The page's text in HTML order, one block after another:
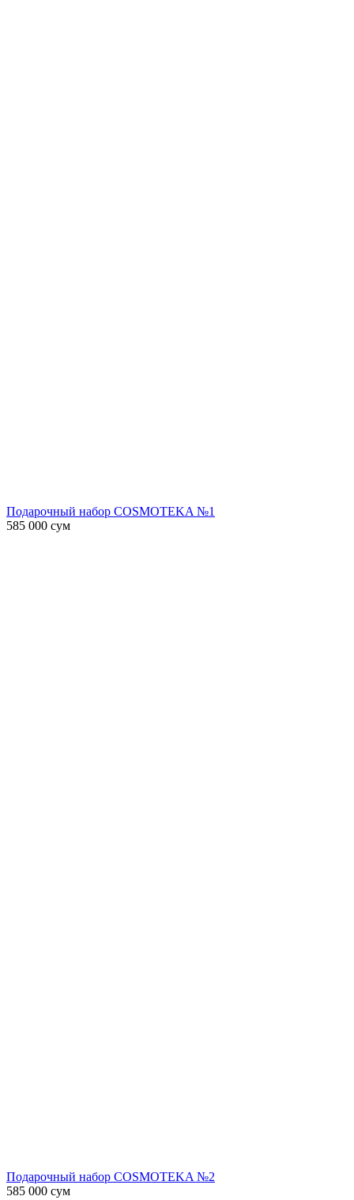
Подарочный набор COSMOTEKA №1
585 000 сум
Подарочный набор COSMOTEKA №2
585 000 сум